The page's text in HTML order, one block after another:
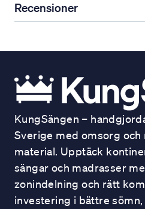
Recensioner
KungSängen –
Sverige med omsorg
material. Upptäck
sängar och madrasser
zonindelning och rätt
investering i bättre